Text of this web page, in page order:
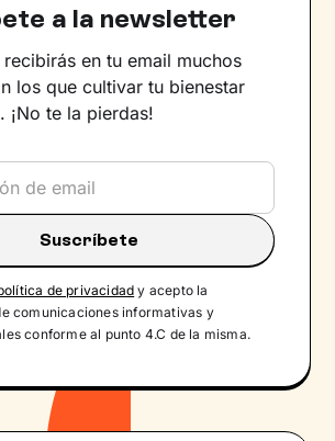
a la newsletter
en tu email muchos
los que cultivar tu bienestar
¡No te la pierdas!
de privacidad y acepto la
comunicaciones informativas y
conforme al punto 4.C de la misma.